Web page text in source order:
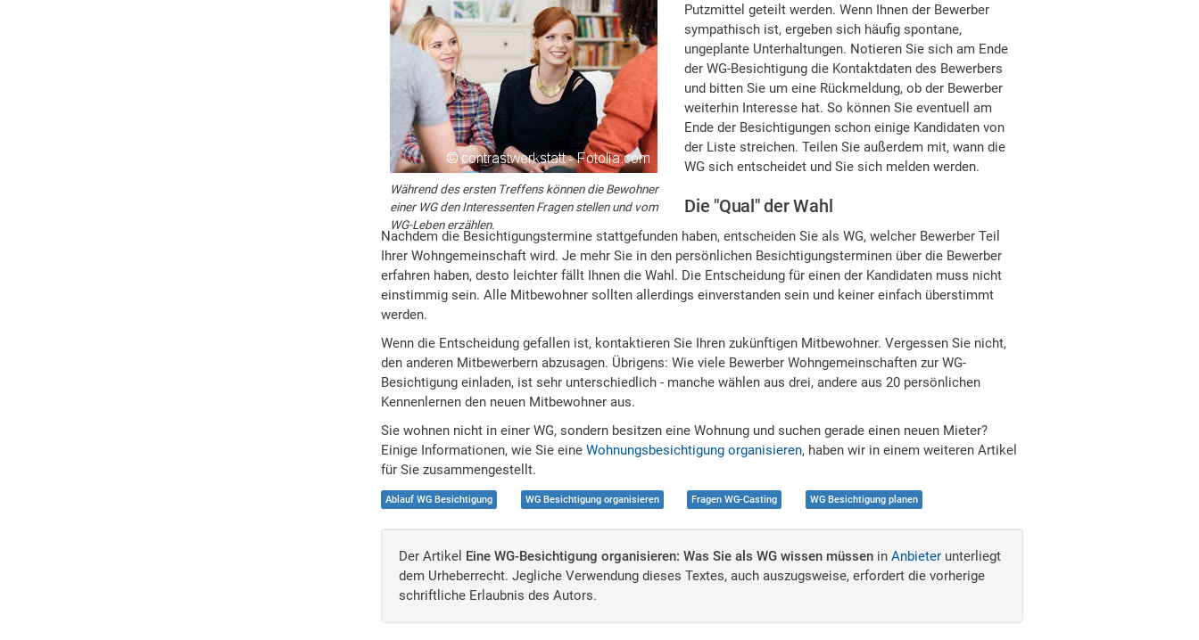
Während des ersten Treffens können die Bewohner
einer WG den Interessenten Fragen stellen und vom
WG-Leben erzählen.
Putzmittel geteilt werden. Wenn Ihnen der Bewerber
sympathisch ist, ergeben sich häufig spontane,
ungeplante Unterhaltungen. Notieren Sie sich am Ende
der WG-Besichtigung die Kontaktdaten des Bewerbers
und bitten Sie um eine Rückmeldung, ob der Bewerber
weiterhin Interesse hat. So können Sie eventuell am
Ende der Besichtigungen schon einige Kandidaten von
der Liste streichen. Teilen Sie außerdem mit, wann die
WG sich entscheidet und Sie sich melden werden.
Die "Qual" der Wahl
Nachdem die Besichtigungstermine stattgefunden haben, entscheiden Sie als WG, welcher Bewerber Teil
Ihrer Wohngemeinschaft wird. Je mehr Sie in den persönlichen Besichtigungsterminen über die Bewerber
erfahren haben, desto leichter fällt Ihnen die Wahl. Die Entscheidung für einen der Kandidaten muss nicht
einstimmig sein. Alle Mitbewohner sollten allerdings einverstanden sein und keiner einfach überstimmt
werden.
Wenn die Entscheidung gefallen ist, kontaktieren Sie Ihren zukünftigen Mitbewohner. Vergessen Sie nicht,
den anderen Mitbewerbern abzusagen. Übrigens: Wie viele Bewerber Wohngemeinschaften zur WG-
Besichtigung einladen, ist sehr unterschiedlich - manche wählen aus drei, andere aus 20 persönlichen
Kennenlernen den neuen Mitbewohner aus.
Sie wohnen nicht in einer WG, sondern besitzen eine Wohnung und suchen gerade einen neuen Mieter?
Einige Informationen, wie Sie eine Wohnungsbesichtigung organisieren, haben wir in einem weiteren Artikel
für Sie zusammengestellt.
Ablauf WG Besichtigung WG Besichtigung organisieren Fragen WG-Casting WG Besichtigung planen
Der Artikel Eine WG-Besichtigung organisieren: Was Sie als WG wissen müssen in Anbieter unterliegt
dem Urheberrecht. Jegliche Verwendung dieses Textes, auch auszugsweise, erfordert die vorherige
schriftliche Erlaubnis des Autors.